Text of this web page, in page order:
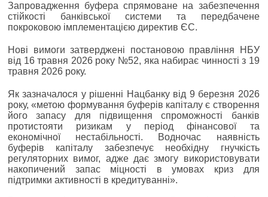
Запровадження буфера спрямоване на забезпечення
стійкості банківської системи та передбачене
покроковою імплементацією директив ЄС.
Нові вимоги затверджені постановою правління НБУ
від 16 травня 2026 року №52, яка набирає чинності з 19
травня 2026 року.
Як зазначалося у рішенні Нацбанку від 9 березня 2026
року, «метою формування буферів капіталу є створення
його запасу для підвищення спроможності банків
протистояти ризикам у період фінансової та
економічної нестабільності. Водночас наявність
буферів капіталу забезпечує необхідну гнучкість
регуляторних вимог, адже дає змогу використовувати
накопичений запас міцності в умовах криз для
підтримки активності в кредитуванні».